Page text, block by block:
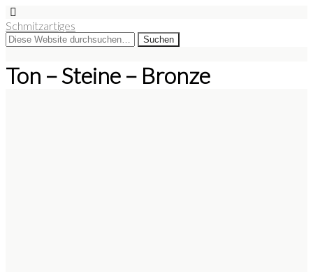
Schmitzartiges
Ton – Steine – Bronze